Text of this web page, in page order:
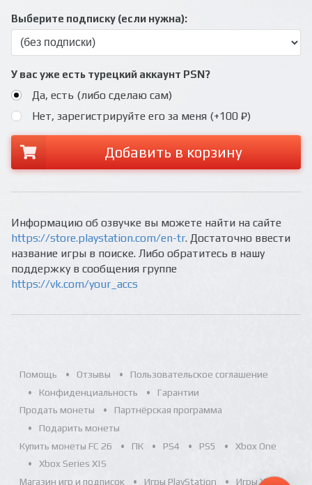
Выберите подписку (если нужна):
У вас уже есть турецкий аккаунт PSN?
Да, есть (либо сделаю сам)
Нет, зарегистрируйте его за меня (+100 ₽)
Добавить в корзину
Информацию об озвучке вы можете найти на сайте
https://store.playstation.com/en-tr. Достаточно ввести
название игры в поиске. Либо обратитесь в нашу
поддержку в сообщения группе
https://vk.com/your_accs
Помощь Отзывы
Пользовательское соглашение
Конфиденциальность
Гарантии
Продать монеты
Партнёрская программа
Подарить монеты
Купить монеты FC 26
ПК PS4 PS5
Xbox One
Xbox Series X|S
Магазин игр и подписок
Игры PlayStation Игры Xbox